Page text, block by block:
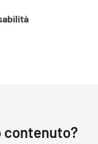
contenuto?